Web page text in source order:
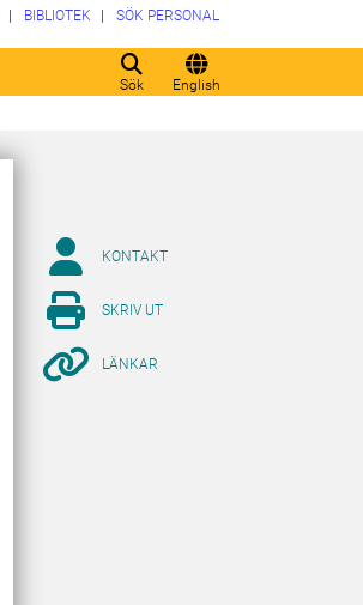
Sök English
BIBLIOTEK SÖK PERSONAL
KONTAKT
SKRIV UT
LÄNKAR